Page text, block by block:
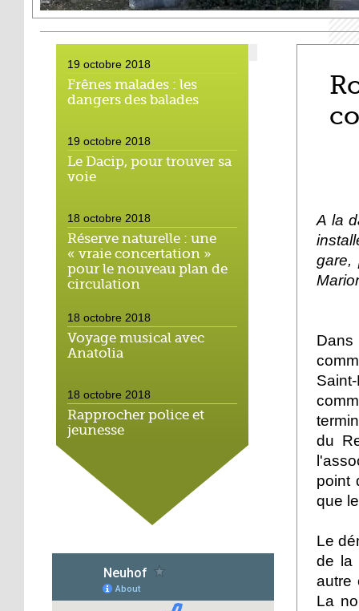
19 octobre 2018
Frênes malades : les
dangers des balades
19 octobre 2018
Le Dacip, pour trouver sa
voie
18 octobre 2018
Réserve naturelle : une
« vraie concertation »
pour le nouveau plan de
circulation
18 octobre 2018
Voyage musical avec
Anatolia
18 octobre 2018
Rapprocher police et
jeunesse
18 octobre 2018
Un jardin face aux
obstacles
Jouer à Fifa à la
médiathèque
A la
gare,
du
point
que
Le
de la
autre
La